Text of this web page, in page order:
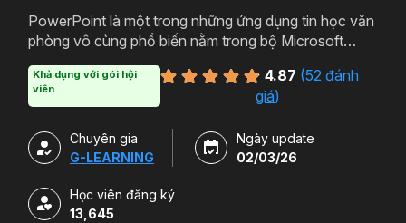
PowerPoint là một trong những ứng dụng tin học văn
phòng vô cùng phổ biến nằm trong bộ Microsoft
định dạng và kiểu khác nhau tạo sự hấp dẫn cho
slide. Tham gia khóa học sẽ giúp bạn tạo ra các bản
một cách hấp dẫn và sinh động hơn. Chỉ với hơn 3h
học powerpoint miễn phí cùng Gitiho bạn sẽ có thể
học.
Khả dụng với gói hội
viên
4.87 (52 đánh
giá)
Chuyên gia
G-LEARNING
Ngày update
02/03/26
Học viên đăng ký
13,645